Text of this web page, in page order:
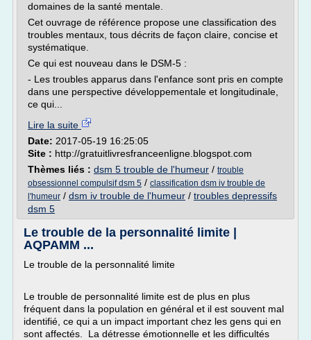
domaines de la santé mentale.
Cet ouvrage de référence propose une classification des
troubles mentaux, tous décrits de façon claire, concise et
systématique.
Ce qui est nouveau dans le DSM-5 :
- Les troubles apparus dans l'enfance sont pris en compte
dans une perspective développementale et longitudinale,
ce qui...
Lire la suite
Date: 2017-05-19 16:25:05
Site : http://gratuitlivresfranceenligne.blogspot.com
Thèmes liés : dsm 5 trouble de l'humeur / trouble
obsessionnel compulsif dsm 5 / classification dsm iv trouble de
l'humeur / dsm iv trouble de l'humeur / troubles depressifs
dsm 5
Le trouble de la personnalité limite |
AQPAMM ...
Le trouble de la personnalité limite
Le trouble de personnalité limite est de plus en plus
fréquent dans la population en général et il est souvent mal
identifié, ce qui a un impact important chez les gens qui en
sont affectés. La détresse émotionnelle et les difficultés